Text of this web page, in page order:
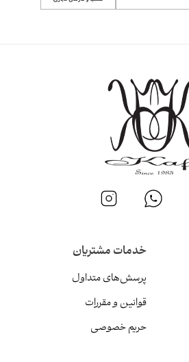
خدمات مشتریان
پرسش‌های متداول
قوانین و مقررات
حریم خصوصی